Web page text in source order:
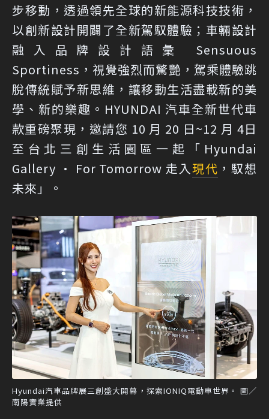
步移動，透過領先全球的新能源科技技術，
以創新設計開闢了全新駕馭體驗；車輛設計
融入品牌設計語彙 Sensuous
Sportiness，視覺強烈而驚艷，駕乘體驗跳
脫傳統賦予新思維，讓移動生活盡載新的美
學、新的樂趣。HYUNDAI 汽車全新世代車
款重磅聚現，邀請您 10 月 20 日~12 月 4日
至台北三創生活園區一起「Hyundai
Gallery · For Tomorrow 走入現代 ，馭想
未來」。
Hyundai汽車品牌展三創盛大開幕，探索IONIQ電動車世界。 圖／
南陽實業提供